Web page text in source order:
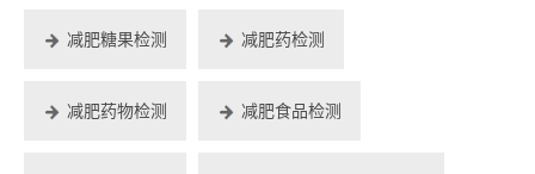
减肥糖果检测 减肥药检测
减肥药物检测 减肥食品检测